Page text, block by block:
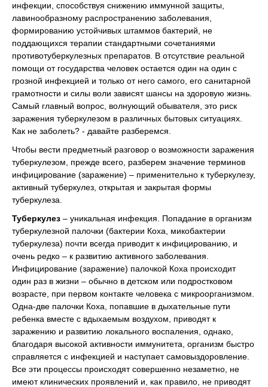
инфекции, способствуя снижению иммунной защиты,
лавинообразному распространению заболевания,
формированию устойчивых штаммов бактерий, не
поддающихся терапии стандартными сочетаниями
противотуберкулезных препаратов. В отсутствие реальной
помощи от государства человек остается один на один с
грозной инфекцией и только от него самого, его санитарной
грамотности и силы воли зависят шансы на здоровую жизнь.
Самый главный вопрос, волнующий обывателя, это риск
заражения туберкулезом в различных бытовых ситуациях.
Как не заболеть? - давайте разберемся.
Чтобы вести предметный разговор о возможности заражения
туберкулезом, прежде всего, разберем значение терминов
инфицирование (заражение) – применительно к туберкулезу,
активный туберкулез, открытая и закрытая формы
туберкулеза.
Туберкулез – уникальная инфекция. Попадание в организм
туберкулезной палочки (бактерии Коха, микобактерии
туберкулеза) почти всегда приводит к инфицированию, и
очень редко – к развитию активного заболевания.
Инфицирование (заражение) палочкой Коха происходит
один раз в жизни – обычно в детском или подростковом
возрасте, при первом контакте человека с микроорганизмом.
Одна-две палочки Коха, попавшие в дыхательные пути
ребенка вместе с вдыхаемым воздухом, приводят к
заражению и развитию локального воспаления, однако,
благодаря высокой активности иммунитета, организм быстро
справляется с инфекцией и наступает самовыздоровление.
Все эти процессы происходят совершенно незаметно, не
имеют клинических проявлений и, как правило, не приводят